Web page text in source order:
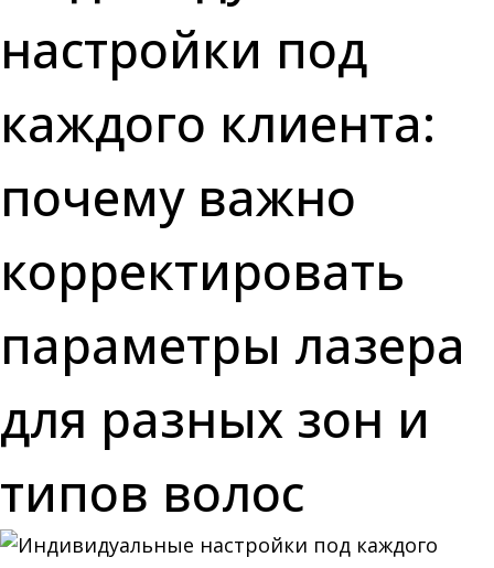
настройки под
каждого клиента:
почему важно
корректировать
параметры лазера
для разных зон и
типов волос